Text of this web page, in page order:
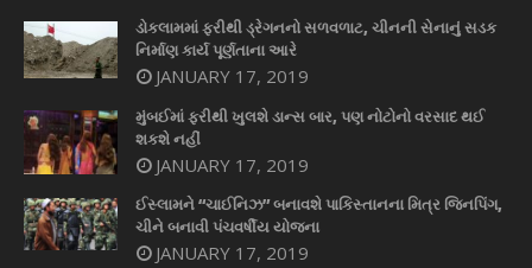
ડોકલામમાં ફરીથી ડ્રેગનનો સળવળાટ, ચીનની સેનાનું સડક
નિર્માણ કાર્ય પૂર્ણતાના આરે
JANUARY 17, 2019
મુંબઈમાં ફરીથી ખુલશે ડાન્સ બાર, પણ નોટોનો વરસાદ થઈ
શકશે નહીં
JANUARY 17, 2019
ઈસ્લામને “ચાઈનિઝ” બનાવશે પાકિસ્તાનના મિત્ર જિનપિંગ,
ચીને બનાવી પંચવર્ષીય યોજના
JANUARY 17, 2019